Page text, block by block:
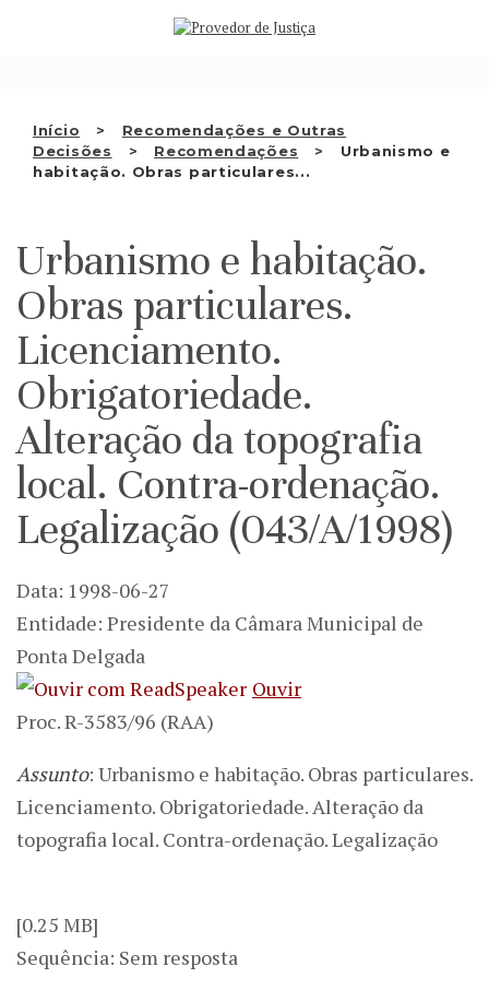
Início
Recomendações e Outras
Decisões
Recomendações
Urbanismo e
habitação. Obras particulares...
QUEM SOMOS
RECOMENDAÇÕES E OUTRAS
DECISÕES
APRESENTAR QUEIXA
PT
Urbanismo e habitação.
Obras particulares.
Licenciamento.
Obrigatoriedade.
Alteração da topografia
local. Contra-ordenação.
Legalização (043/A/1998)
Data: 1998-06-27
Entidade: Presidente da Câmara Municipal de
Ponta Delgada
Ouvir
Proc. R-3583/96 (RAA)
Assunto: Urbanismo e habitação. Obras particulares.
Licenciamento. Obrigatoriedade. Alteração da
topografia local. Contra-ordenação. Legalização
[0.25 MB]
Sequência: Sem resposta